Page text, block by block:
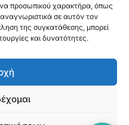
προσωπικού χαρακτήρα, όπως
σε αυτόν τον
της συγκατάθεσης, μπορεί
και δυνατότητες.